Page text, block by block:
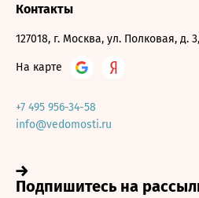
Контакты
127018, г. Москва, ул. Полковая, д.
На карте
+7 495 956-34-58
info@vedomosti.ru